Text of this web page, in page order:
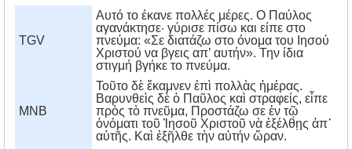
TGV
Αυτό το έκανε πολλές μέρες. Ο Παύλος
αγανάκτησε· γύρισε πίσω και είπε στο
πνεύμα: «Σε διατάζω στο όνομα του Ιησού
Χριστού να βγεις απ’ αυτήν». Την ίδια
στιγμή βγήκε το πνεύμα.
MNB
Τοῦτο δὲ ἔκαμνεν ἐπὶ πολλὰς ἡμέρας.
Βαρυνθεὶς δὲ ὁ Παῦλος καὶ στραφείς, εἶπε
πρὸς τὸ πνεῦμα, Προστάζω σε ἐν τῷ
ὀνόματι τοῦ Ἰησοῦ Χριστοῦ νὰ ἐξέλθῃς ἀπ᾿
αὐτῆς. Καὶ ἐξῆλθε τὴν αὐτήν ὥραν.